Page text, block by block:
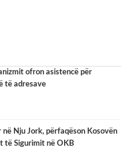
ofron asistencë për
të adresave
në Nju Jork, përfaqëson Kosovën
të Sigurimit në OKB